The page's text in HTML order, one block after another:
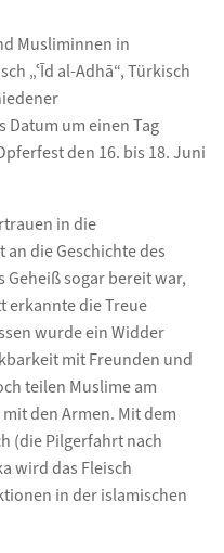
Musliminnen in
„ʿĪd al-Adhā“, Türkisch
Datum um einen Tag
den 16. bis 18. Juni
in die
die Geschichte des
sogar bereit war,
erkannte die Treue
wurde ein Widder
mit Freunden und
teilen Muslime am
den Armen. Mit dem
(die Pilgerfahrt nach
wird das Fleisch
in der islamischen